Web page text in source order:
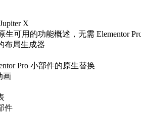
X
生可用的功能概述，无需 Elementor
布局生成器
Pro 小部件的原生替换
画
件